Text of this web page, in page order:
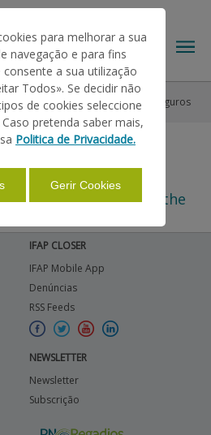
menu
Helps Historic Crédito e Seguros
please select one of the
IFAP CLOSER
IFAP Mobile App
Denúncias
RSS Feeds
NEWSLETTER
Newsletter
Subscrição
para melhorar a sua
navegação e para fins
consente a sua utilização
Todos». Se decidir não
de cookies seleccione
Caso pretenda saber mais,
Politica de Privacidade.
Gerir Cookies